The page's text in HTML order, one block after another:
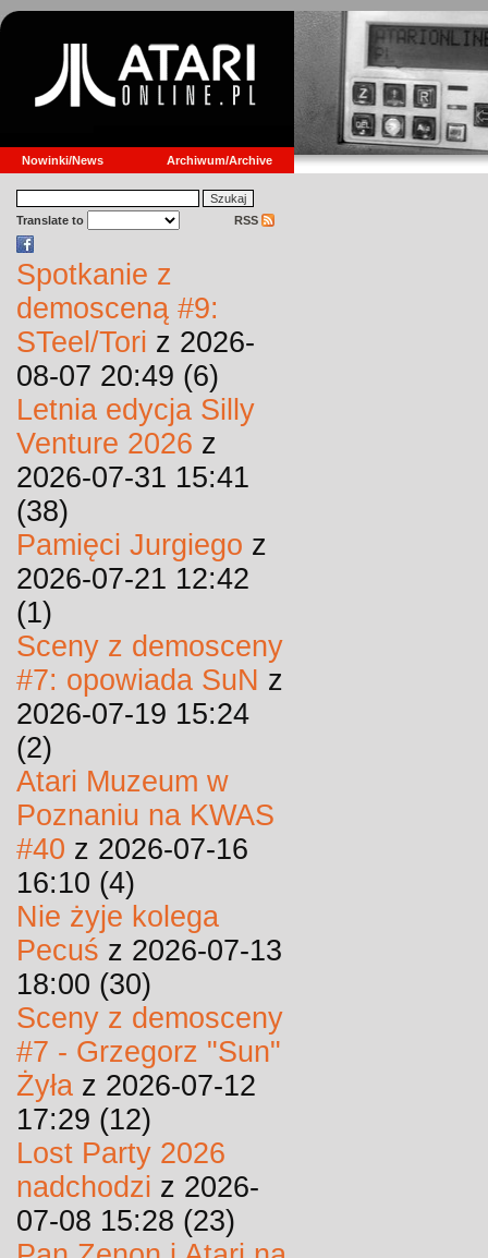
Nowinki/News Archiwum/Archive
Translate to RSS
Spotkanie z
demosceną #9:
STeel/Tori z 2026-
08-07 20:49 (6)
Letnia edycja Silly
Venture 2026 z
2026-07-31 15:41
(38)
Pamięci Jurgiego z
2026-07-21 12:42
(1)
Sceny z demosceny
#7: opowiada SuN z
2026-07-19 15:24
(2)
Atari Muzeum w
Poznaniu na KWAS
#40 z 2026-07-16
16:10 (4)
Nie żyje kolega
Pecuś z 2026-07-13
18:00 (30)
Sceny z demosceny
#7 - Grzegorz "Sun"
Żyła z 2026-07-12
17:29 (12)
Lost Party 2026
nadchodzi z 2026-
07-08 15:28 (23)